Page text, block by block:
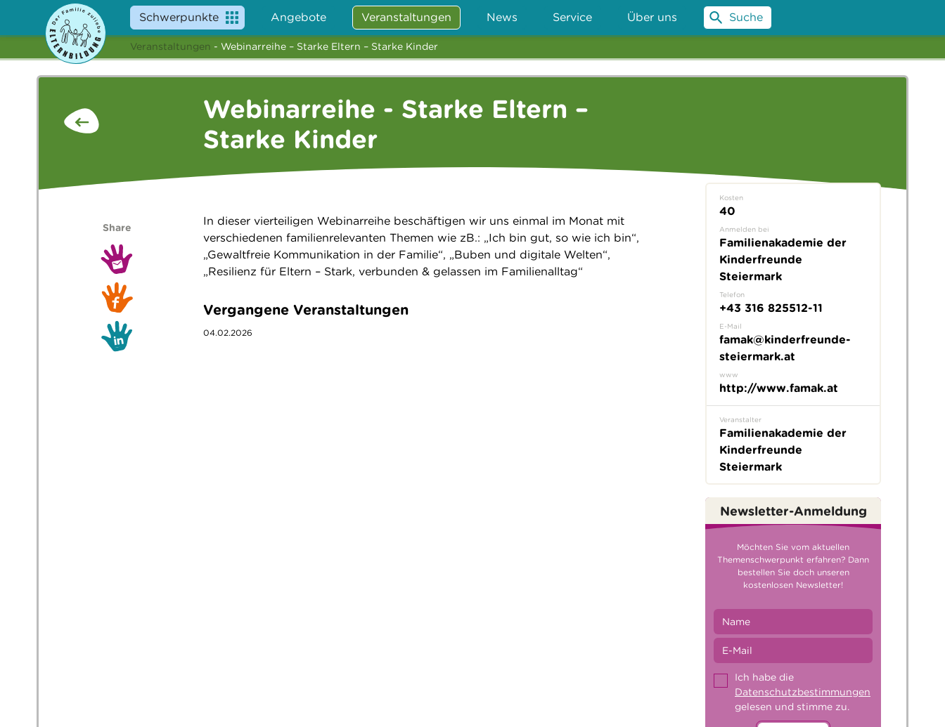
Schwerpunkte Angebote Veranstaltungen News Service Über uns Suche
Veranstaltungen - Webinarreihe – Starke Eltern – Starke Kinder
Webinarreihe - Starke Eltern –
Starke Kinder
In dieser vierteiligen Webinarreihe beschäftigen wir uns einmal im Monat mit
verschiedenen familienrelevanten Themen wie zB.: „Ich bin gut, so wie ich bin“,
„Gewaltfreie Kommunikation in der Familie“, „Buben und digitale Welten“,
„Resilienz für Eltern – Stark, verbunden & gelassen im Familienalltag“
Vergangene Veranstaltungen
04.02.2026
Share
Kosten
40
Anmelden bei
Familienakademie der
Kinderfreunde
Steiermark
Telefon
+43 316 825512-11
E-Mail
famak@kinderfreunde-
steiermark.at
www
http://www.famak.at
Veranstalter
Familienakademie der
Kinderfreunde
Steiermark
Newsletter-Anmeldung
Möchten Sie vom aktuellen
Themenschwerpunkt erfahren? Dann
bestellen Sie doch unseren
kostenlosen Newsletter!
Ich habe die
Datenschutzbestimmungen
gelesen und stimme zu.